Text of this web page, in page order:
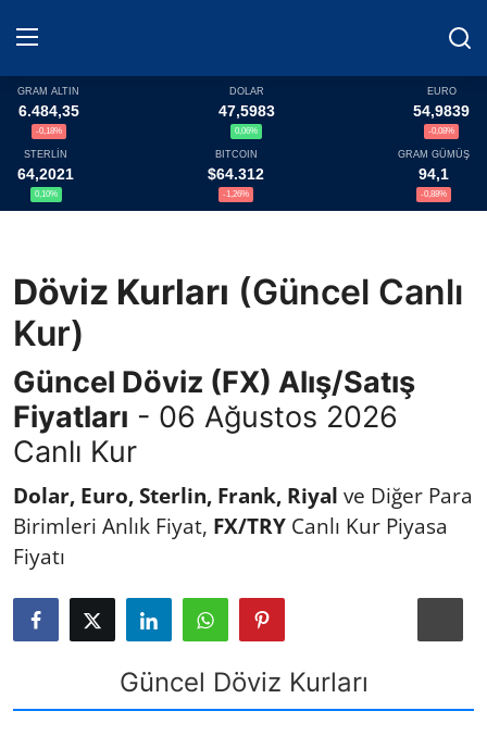
Haberler
Döviz
Döviz Kurları
Fonlar
Kripto Paralar
Çeviriciler
TCMB Kurları
Emtia Fiyatları
Kapalı Çarşı
Şirket Haberleri
GRAM ALTIN
6.484,35
-0,18%
DOLAR
47,5983
0,06%
EURO
54,9839
-0,08%
STERLİN
64,2021
0,10%
BITCOIN
$64.312
-1,26%
GRAM GÜMÜŞ
94,1
-0,88%
Döviz Kurları (Güncel Canlı
Kur)
Güncel Döviz (FX) Alış/Satış
Fiyatları - 06 Ağustos 2026
Canlı Kur
Dolar, Euro, Sterlin, Frank, Riyal ve Diğer Para
Birimleri Anlık Fiyat, FX/TRY Canlı Kur Piyasa
Fiyatı
Güncel Döviz Kurları